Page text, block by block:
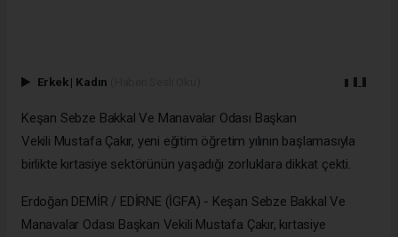
Erkek | Kadın
Keşan Sebze Bakkal Ve Manavalar Odası Başkan
Vekili Mustafa Çakır, yeni eğitim öğretim yılının başlamasıyla
birlikte kırtasiye sektörünün yaşadığı zorluklara dikkat çekti.
Erdoğan DEMİR / EDİRNE (İGFA) - Keşan Sebze Bakkal Ve
Manavalar Odası Başkan Vekili Mustafa Çakır, kırtasiye